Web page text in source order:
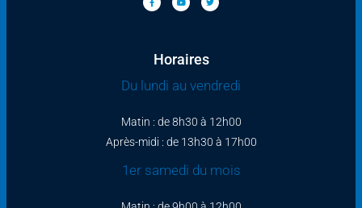
Horaires
Du lundi au vendredi
Matin : de 8h30 à 12h00
Après-midi : de 13h30 à 17h00
1er samedi du mois